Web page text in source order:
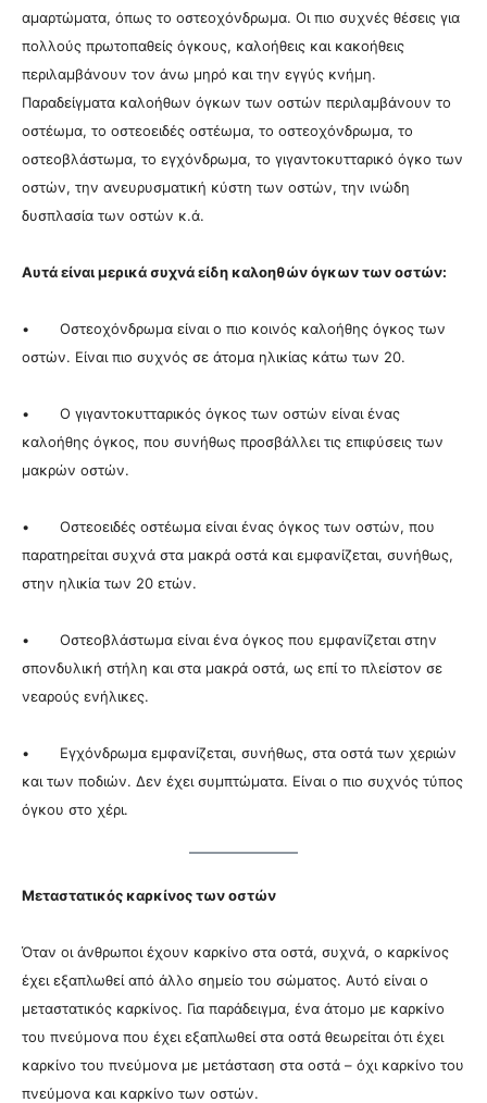
αμαρτώματα, όπως το οστεοχόνδρωμα. Οι πιο συχνές θέσεις για
πολλούς πρωτοπαθείς όγκους, καλοήθεις και κακοήθεις
περιλαμβάνουν τον άνω μηρό και την εγγύς κνήμη.
Παραδείγματα καλοήθων όγκων των οστών περιλαμβάνουν το
οστέωμα, το οστεοειδές οστέωμα, το οστεοχόνδρωμα, το
οστεοβλάστωμα, το εγχόνδρωμα, το γιγαντοκυτταρικό όγκο των
οστών, την ανευρυσματική κύστη των οστών, την ινώδη
δυσπλασία των οστών κ.ά.
Αυτά είναι μερικά συχνά είδη καλοηθών όγκων των οστών:
• Οστεοχόνδρωμα είναι ο πιο κοινός καλοήθης όγκος των
οστών. Είναι πιο συχνός σε άτομα ηλικίας κάτω των 20.
• Ο γιγαντοκυτταρικός όγκος των οστών είναι ένας
καλοήθης όγκος, που συνήθως προσβάλλει τις επιφύσεις των
μακρών οστών.
• Οστεοειδές οστέωμα είναι ένας όγκος των οστών, που
παρατηρείται συχνά στα μακρά οστά και εμφανίζεται, συνήθως,
στην ηλικία των 20 ετών.
• Οστεοβλάστωμα είναι ένα όγκος που εμφανίζεται στην
σπονδυλική στήλη και στα μακρά οστά, ως επί το πλείστον σε
νεαρούς ενήλικες.
• Εγχόνδρωμα εμφανίζεται, συνήθως, στα οστά των χεριών
και των ποδιών. Δεν έχει συμπτώματα. Είναι ο πιο συχνός τύπος
όγκου στο χέρι.
Μεταστατικός καρκίνος των οστών
Όταν οι άνθρωποι έχουν καρκίνο στα οστά, συχνά, ο καρκίνος
έχει εξαπλωθεί από άλλο σημείο του σώματος. Αυτό είναι ο
μεταστατικός καρκίνος. Για παράδειγμα, ένα άτομο με καρκίνο
του πνεύμονα που έχει εξαπλωθεί στα οστά θεωρείται ότι έχει
καρκίνο του πνεύμονα με μετάσταση στα οστά – όχι καρκίνο του
πνεύμονα και καρκίνο των οστών.